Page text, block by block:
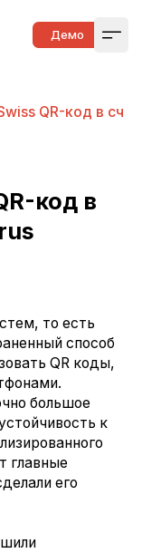
Демо
QR-код в
код в
то есть
способ
QR коды,
большое
к
главные
его